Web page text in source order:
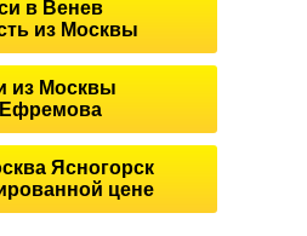
в Венев
из Москвы
из Москвы
Ясногорск
цене